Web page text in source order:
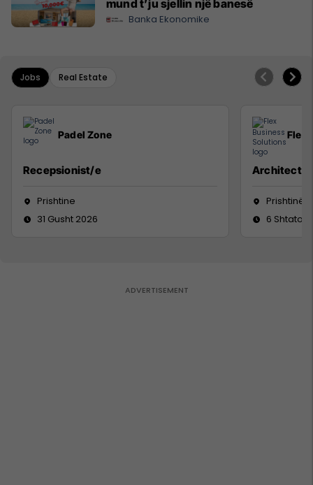
mund t’ju sjellin një banesë
Banka Ekonomike
Jobs Real Estate
Padel Zone
Recepsionist/e
Prishtine
31 Gusht 2026
Flex
Architect
Prishtinë
6 Shtator